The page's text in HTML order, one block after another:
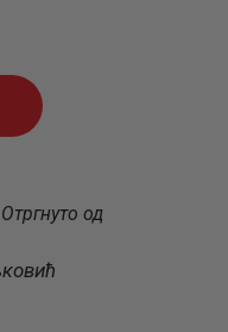
Отргнуто од